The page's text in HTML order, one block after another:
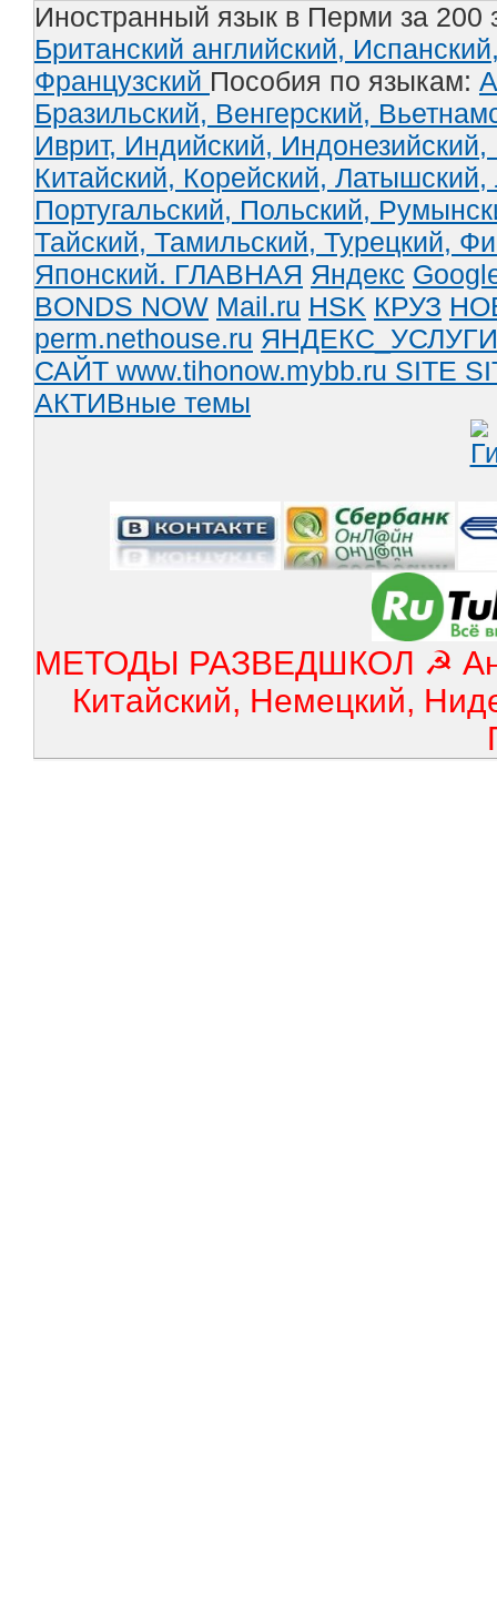
Иностранный язык в Перми за 200
Британский английский,
Французский Пособия по языкам:
Бразильский, Венгерский,
Иврит, Индийский, Индонезийский,
Китайский, Корейский, Латышский,
Португальский, Польский,
Тайский, Тамильский, Турецкий,
Японский. ГЛАВНАЯ Яндекс
BONDS NOW Mail.ru HSK КРУЗ
perm.nethouse.ru ЯНДЕКС_УСЛУГИ
САЙТ www.tihonow.mybb.ru SITE
АКТИВные темы
МЕТОДЫ РАЗВЕДШКОЛ ☭
Китайский, Немецкий,